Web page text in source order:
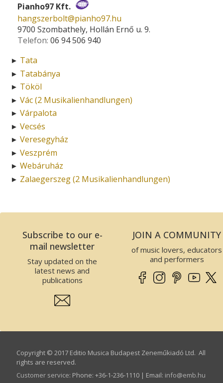
Pianho97 Kft.
hangszerbolt­@­pianho97.hu
9700 Szombathely, Hollán Ernő u. 9.
Telefon: 06 94 506 940
► Tata
► Tatabánya
► Tököl
► Vác (2 Musikalienhandlungen)
► Várpalota
► Vecsés
► Veresegyház
► Veszprém
► Webáruház
► Zalaegerszeg (2 Musikalienhandlungen)
Subscribe to our e-
mail newsletter
Stay updated on the
latest news and
publications
JOIN A COMMUNITY
of music lovers, educators
and performers
Copyright © 2017 Editio Musica Budapest Zeneműkiadó Ltd. All
rights are reserved.
Customer service: Phone: +36-1-236-1110 | Email: info­@­emb.hu